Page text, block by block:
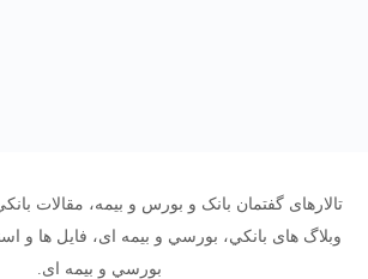
تالارهای گفتمان بانک و بورس و بیمه، مقالات
وبلاگ های بانکي، بورسي و بیمه ای، فایل ها و
بورسي و بیمه ای.